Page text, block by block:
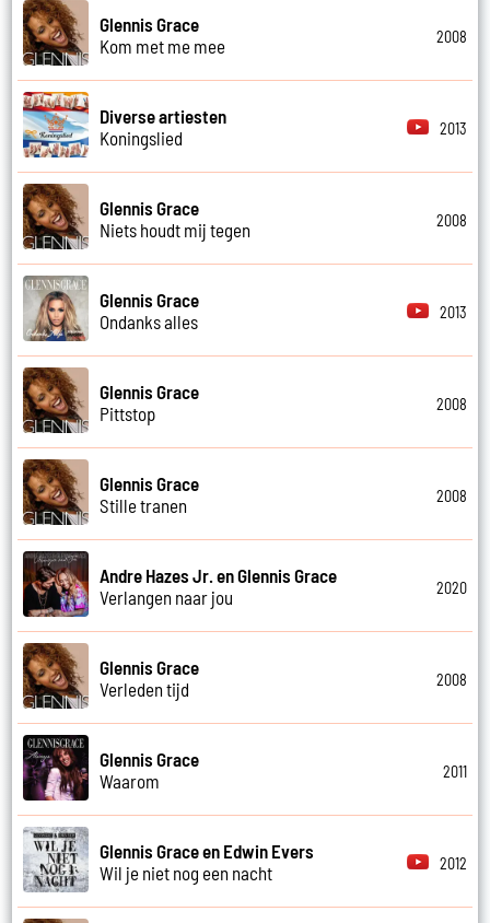
Glennis Grace
Kom met me mee
2008
Diverse artiesten
Koningslied
2013
Glennis Grace
Niets houdt mij tegen
2008
Glennis Grace
Ondanks alles
2013
Glennis Grace
Pittstop
2008
Glennis Grace
Stille tranen
2008
Andre Hazes Jr. en Glennis Grace
Verlangen naar jou
2020
Glennis Grace
Verleden tijd
2008
Glennis Grace
Waarom
2011
Glennis Grace en Edwin Evers
Wil je niet nog een nacht
2012